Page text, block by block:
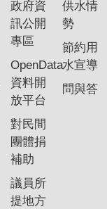
政府資
訊公開
專區
OpenData
資料開
放平台
對民間
團體捐
補助
議員所
提地方
供水情
勢
節約用
水宣導
問與答